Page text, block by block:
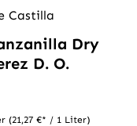
Castilla
Dry
D. O.
(21,27 €* / 1 Liter)